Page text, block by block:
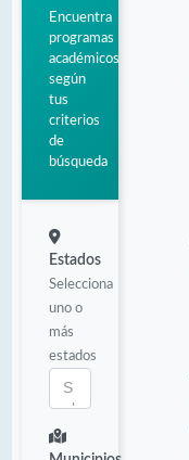
Encuentra
programas
académicos
según
tus
criterios
de
búsqueda
Estados
Selecciona
uno o
más
estados